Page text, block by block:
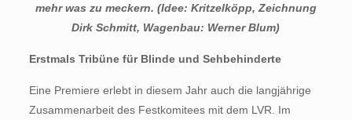
mehr was zu meckern. (Idee: Kritzelköpp, Zeichnung
Dirk Schmitt, Wagenbau: Werner Blum)
Erstmals Tribüne für Blinde und Sehbehinderte
Eine Premiere erlebt in diesem Jahr auch die langjährige
Zusammenarbeit des Festkomitees mit dem LVR. Im